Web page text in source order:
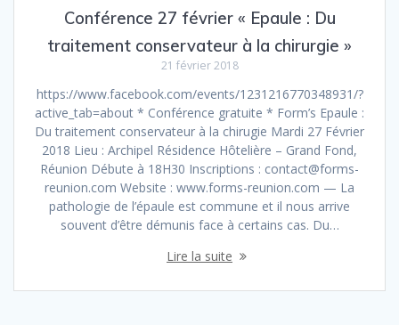
Conférence 27 février « Epaule : Du
traitement conservateur à la chirurgie »
21 février 2018
https://www.facebook.com/events/1231216770348931/?
active_tab=about * Conférence gratuite * Form’s Epaule :
Du traitement conservateur à la chirugie Mardi 27 Février
2018 Lieu : Archipel Résidence Hôtelière – Grand Fond,
Réunion Débute à 18H30 Inscriptions : contact@forms-
reunion.com Website : www.forms-reunion.com — La
pathologie de l’épaule est commune et il nous arrive
souvent d’être démunis face à certains cas. Du…
Lire la suite